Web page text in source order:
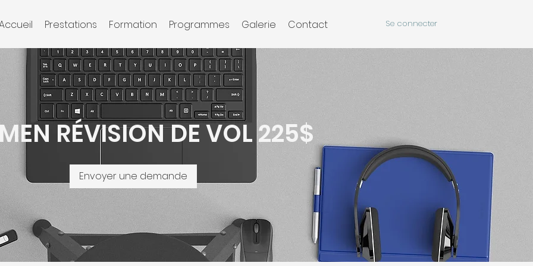
Prestations Formation Programmes Galerie Contact Se connecter
RÉVISION DE VOL 225$
Envoyer une demande